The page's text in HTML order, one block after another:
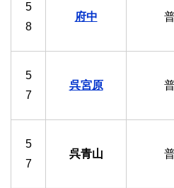
5
8
府中
5
7
呉宮原
5
7
呉青山